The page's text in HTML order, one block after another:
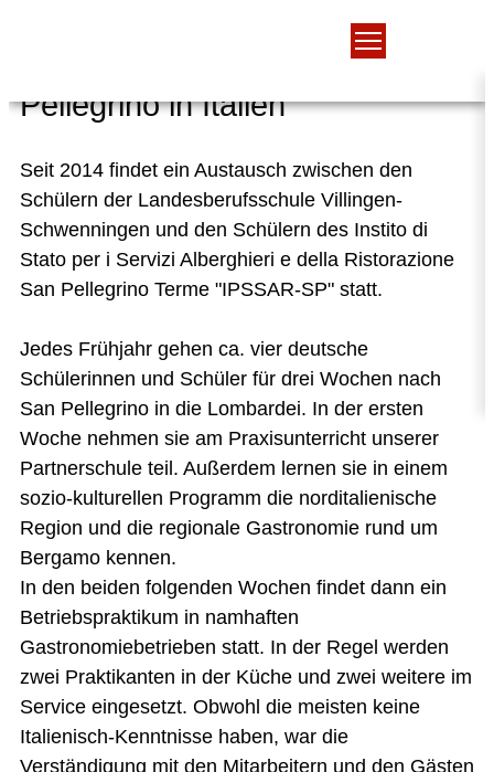
Schüleraustausch mit San
Pellegrino in Italien
Seit 2014 findet ein Austausch zwischen den
Schülern der Landesberufsschule Villingen-
Schwenningen und den Schülern des Instito di
Stato per i Servizi Alberghieri e della Ristorazione
San Pellegrino Terme "IPSSAR-SP" statt.
Jedes Frühjahr gehen ca. vier deutsche
Schülerinnen und Schüler für drei Wochen nach
San Pellegrino in die Lombardei. In der ersten
Woche nehmen sie am Praxisunterricht unserer
Partnerschule teil. Außerdem lernen sie in einem
sozio-kulturellen Programm die norditalienische
Region und die regionale Gastronomie rund um
Bergamo kennen.
In den beiden folgenden Wochen findet dann ein
Betriebspraktikum in namhaften
Gastronomiebetrieben statt. In der Regel werden
zwei Praktikanten in der Küche und zwei weitere im
Service eingesetzt. Obwohl die meisten keine
Italienisch-Kenntnisse haben, war die
Verständigung mit den Mitarbeitern und den Gästen